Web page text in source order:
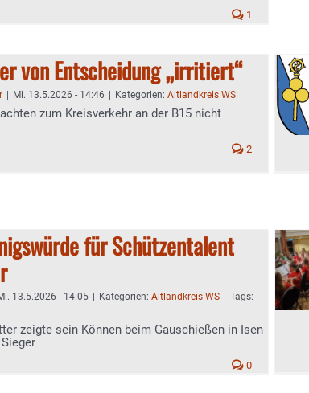
1
von Entscheidung „irritiert“
Mi. 13.5.2026 - 14:46 Kategorien: Altlandkreis WS
zum Kreisverkehr an der B15 nicht
2
für Schützentalent
13.5.2026 - 14:05 Kategorien: Altlandkreis WS
Tags:
zeigte sein Können beim Gauschießen in Isen
0